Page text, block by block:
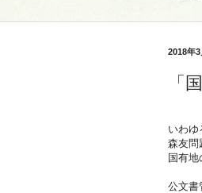
2018年3
「
いわゆ
森友問
国有地
公文書